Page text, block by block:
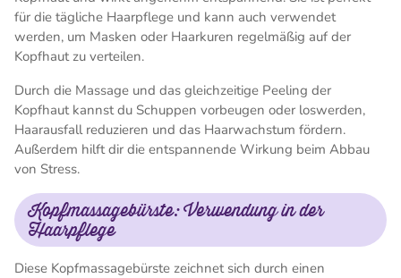
für die tägliche Haarpflege und kann auch verwendet
werden, um Masken oder Haarkuren regelmäßig auf der
Kopfhaut zu verteilen.
Durch die Massage und das gleichzeitige Peeling der
Kopfhaut kannst du Schuppen vorbeugen oder loswerden,
Haarausfall reduzieren und das Haarwachstum fördern.
Außerdem hilft dir die entspannende Wirkung beim Abbau
von Stress.
Kopfmassagebürste: Verwendung in der
Haarpflege
Diese Kopfmassagebürste zeichnet sich durch einen